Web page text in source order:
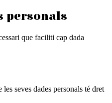
personals
que faciliti cap dada
seves dades personals té dret